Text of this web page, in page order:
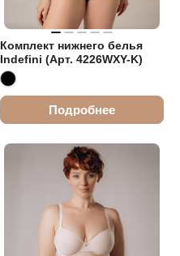
Комплект нижнего белья
Indefini (Арт. 4226WXY-K)
Подробнее